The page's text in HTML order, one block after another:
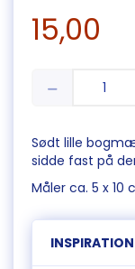
15,00
Sødt lille
sidde fast på
Måler ca. 5 x 10
INSPIRATION